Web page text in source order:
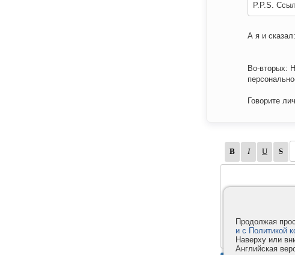
P.P.S.
А я и
Во-вторых:
Говорите
Продолжая
и с Политикой
Наверху или
Английская